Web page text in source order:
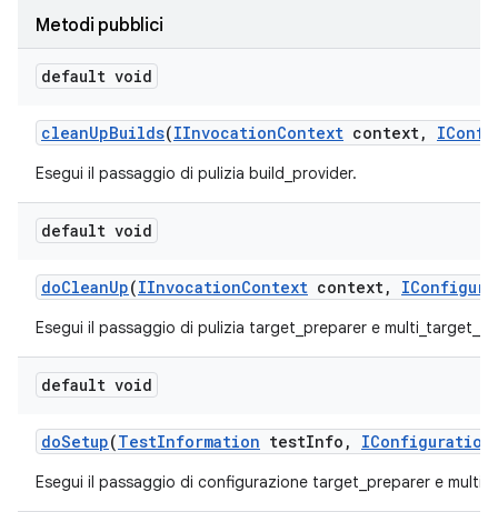
Metodi pubblici
default void
cleanUpBuilds(IInvocationContext context,
Esegui il passaggio di pulizia build_provider.
default void
doCleanUp(IInvocationContext context,
Esegui il passaggio di pulizia target_preparer e
default void
doSetup(TestInformation testInfo , IConfiguration
Esegui il passaggio di configurazione target_preparer e